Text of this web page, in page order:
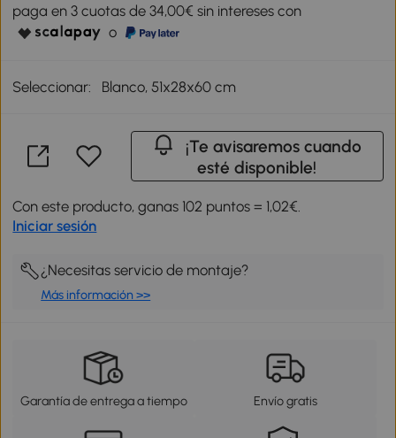
paga en 3 cuotas de 34,00€ sin intereses con
o
Seleccionar: Blanco, 51x28x60 cm
¡Te avisaremos cuando
esté disponible!
Con este producto, ganas 102 puntos = 1,02€.
Iniciar sesión
¿Necesitas servicio de montaje?
Más información >>
Garantía de entrega a tiempo Envío gratis